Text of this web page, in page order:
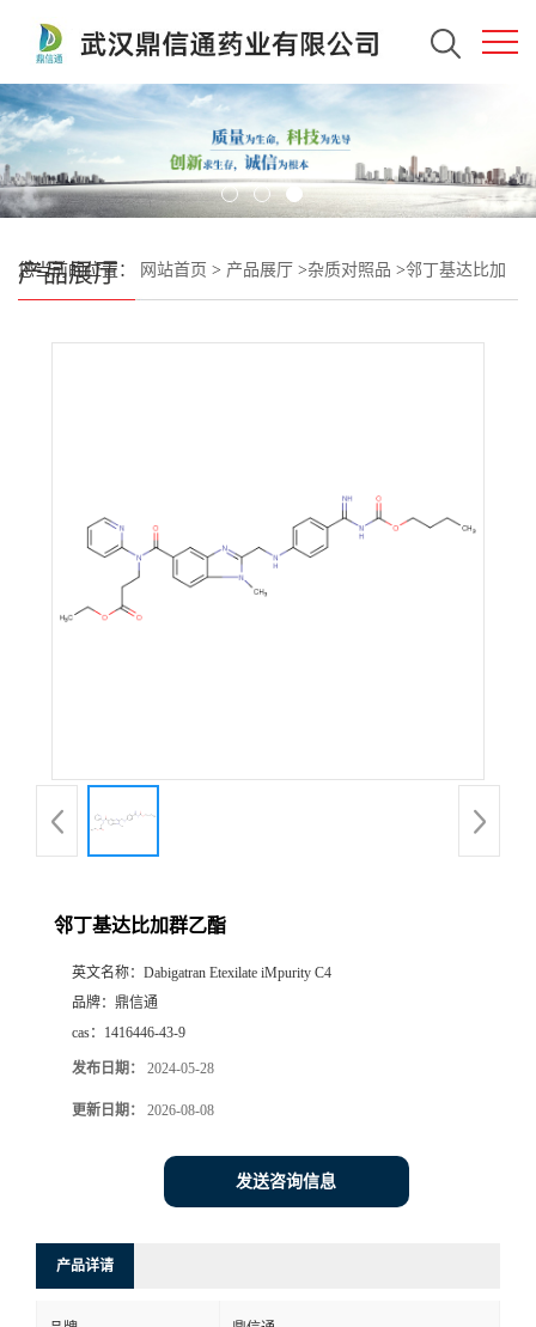
产品展厅
您当前的位置： 网站首页 > 产品展厅 >杂质对照品 >邻丁基达比加
邻丁基达比加群乙酯
英文名称： Dabigatran Etexilate iMpurity C4
品牌： 鼎信通
cas： 1416446-43-9
发布日期： 2024-05-28
更新日期： 2026-08-08
发送咨询信息
产品详请